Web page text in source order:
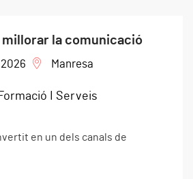
millorar la comunicació
Manresa
I Serveis
en un dels canals de